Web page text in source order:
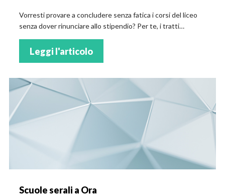
Vorresti provare a concludere senza fatica i corsi del liceo
senza dover rinunciare allo stipendio? Per te, i tratti
Leggi l'articolo
Scuole serali a Ora